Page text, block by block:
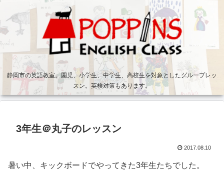
静岡市の英語教室。園児、小学生、中学生、高校生を対象としたグループレッ
スン。英検対策もあります。
3年生＠丸子のレッスン
2017.08.10
暑い中、キックボードでやってきた3年生たちでした。